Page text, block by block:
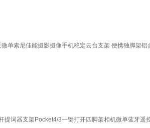
单索尼佳能摄影摄像手机稳定云台支架 便携独脚架铝
提词器支架Pocket4/3一键打开四脚架相机微单蓝牙遥